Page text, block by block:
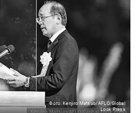
Фото: Kenjiro Matsuo/AFLO/Global
Look Press